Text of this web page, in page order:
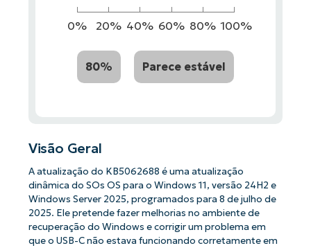
0% 20% 40% 60% 80% 100%
80% Parece estável
Visão Geral
A atualização do KB5062688 é uma atualização
dinâmica do SOs OS para o Windows 11, versão 24H2 e
Windows Server 2025, programados para 8 de julho de
2025. Ele pretende fazer melhorias no ambiente de
recuperação do Windows e corrigir um problema em
que o USB-C não estava funcionando corretamente em